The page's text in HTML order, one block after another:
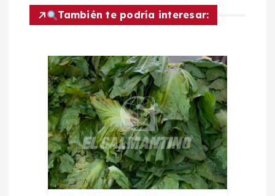
También te podría interesar: